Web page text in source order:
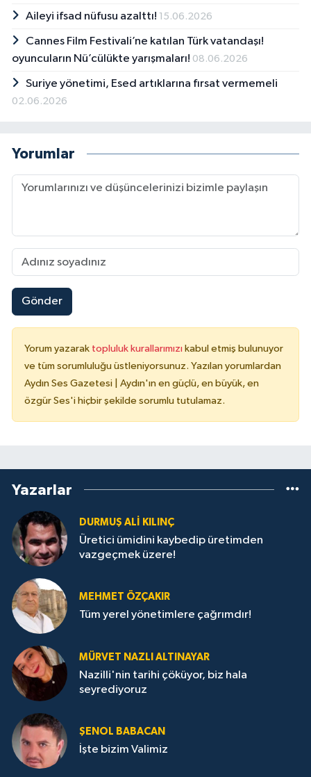
Aileyi ifsad nüfusu azalttı! 15.06.2026
Cannes Film Festivali’ne katılan Türk vatandaşı!
oyuncuların Nü’cülükte yarışmaları! 08.06.2026
Suriye yönetimi, Esed artıklarına fırsat vermemeli
02.06.2026
Yorumlar
Gönder
Yorum yazarak topluluk kurallarımızı kabul etmiş bulunuyor
ve tüm sorumluluğu üstleniyorsunuz. Yazılan yorumlardan
Aydın Ses Gazetesi | Aydın'ın en güçlü, en büyük, en
özgür Ses'i hiçbir şekilde sorumlu tutulamaz.
Yazarlar
DURMUŞ ALI KILINÇ
Üretici ümidini kaybedip üretimden
vazgeçmek üzere!
MEHMET ÖZÇAKIR
Tüm yerel yönetimlere çağrımdır!
MÜRVET NAZLI ALTINAYAR
Nazilli'nin tarihi çöküyor, biz hala
seyrediyoruz
ŞENOL BABACAN
İşte bizim Valimiz